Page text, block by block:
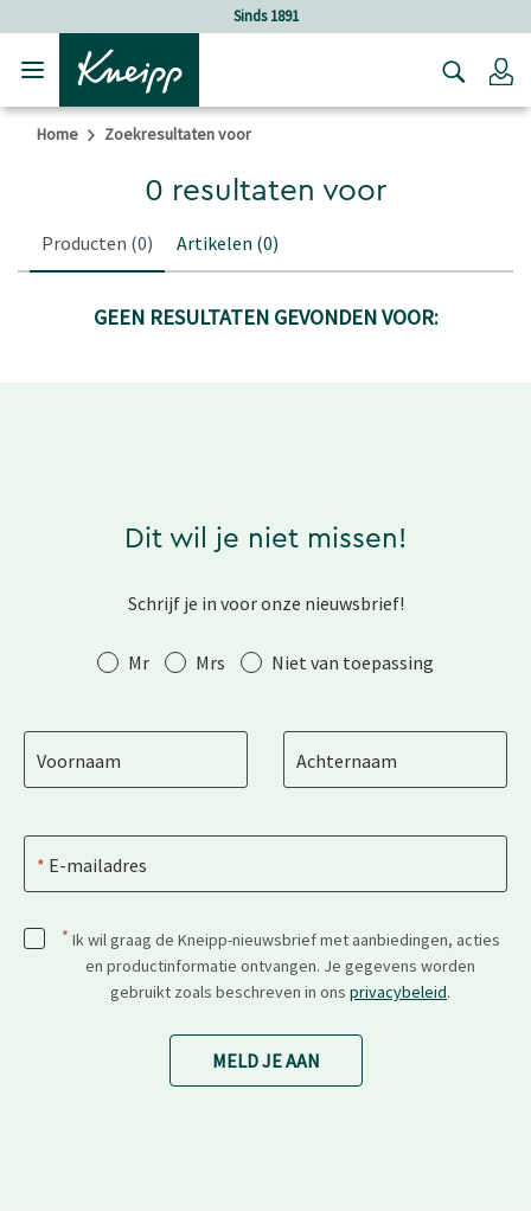
Verder gaan naar hoofdinhoud.Sinds 1891
Home Zoekresultaten voor
0 resultaten voor
Producten (0) Artikelen (0)
GEEN RESULTATEN GEVONDEN VOOR:
Dit wil je niet missen!
Schrijf je in voor onze nieuwsbrief!
Aanhef Mr Mrs Niet van toepassing
Voornaam Achternaam
E-mailadres
* Ik wil graag de Kneipp-nieuwsbrief met aanbiedingen, acties
en productinformatie ontvangen. Je gegevens worden
gebruikt zoals beschreven in ons privacybeleid.
MELD JE AAN